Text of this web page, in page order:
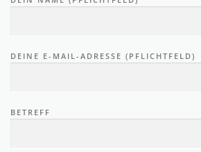
DEINE E-MAIL-ADRESSE (PFLICHTFELD)
BETREFF